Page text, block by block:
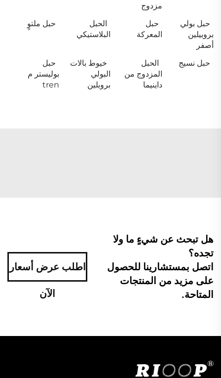
مزدوج
حبل بولي
بروبيلين
أصفر
حبل
المعركة
الحبل
البلاستيكي
حبل ملتوٍ
حبل نسيج
الحبل
المزدوج من
داينيما
خيوط بالات
البولي
بروبلين
حبل
بوليستر م
tren
هل تبحث عن شيءٍ ما ولا
تجده؟
اتصل بمستشارينا للحصول
على مزيد من المنتجات
المتاحة.
اطلب عرض أسعار
الآن